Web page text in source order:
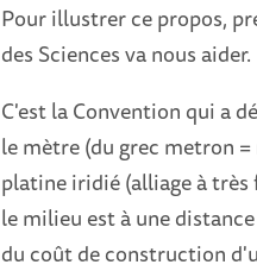
Pour illustrer ce propos,
des Sciences va nous aider.
C'est la Convention qui a
le mètre (du grec metron
platine iridié (alliage à
le milieu est à une
du coût de construction